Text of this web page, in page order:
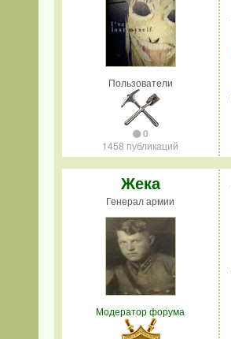
Пользователи
0
1458 публикаций
Жека
Генерал армии
Модератор форума